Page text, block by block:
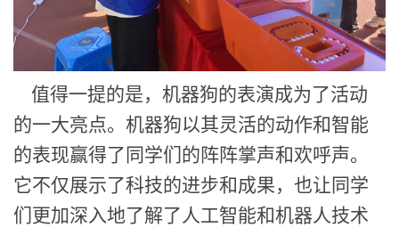
值得一提的是，机器狗的表演成为了活动
的一大亮点。机器狗以其灵活的动作和智能
的表现赢得了同学们的阵阵掌声和欢呼声。
它不仅展示了科技的进步和成果，也让同学
们更加深入地了解了人工智能和机器人技术